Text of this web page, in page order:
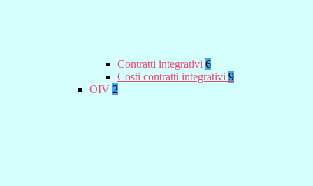
Contratti integrativi 6
Costi contratti integrativi 9
OIV 2